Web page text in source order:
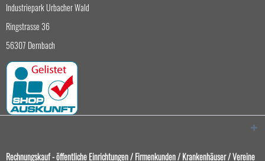
Industriepark Urbacher Wald
Ringstrasse 36
56307 Dernbach
Rechnungskauf - öffentliche Einrichtungen / Firmenkunden / Krankenhäuser / Vereine